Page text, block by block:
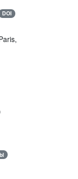
DOI